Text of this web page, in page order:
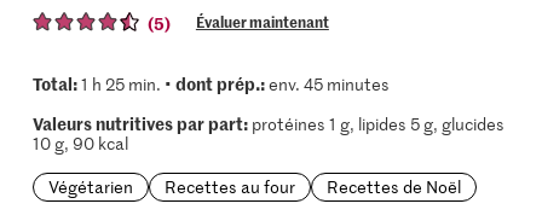
(5) Évaluer maintenant
Total:1 h 25 min. • dont prép.:env. 45 minutes
Valeurs nutritives par part:protéines 1 g, lipides 5 g, glucides
10 g, 90 kcal
Végétarien
Recettes au four Recettes de Noël